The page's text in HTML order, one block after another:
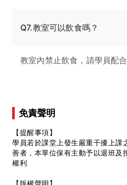
Q7.教室可以飲食嗎？
教室內禁止飲食，請學員配合
免責聲明
【提醒事項】
學員若於課堂上發生嚴重干擾上課
善者，本單位保有主動予以退班及
權利
【版權聲明】